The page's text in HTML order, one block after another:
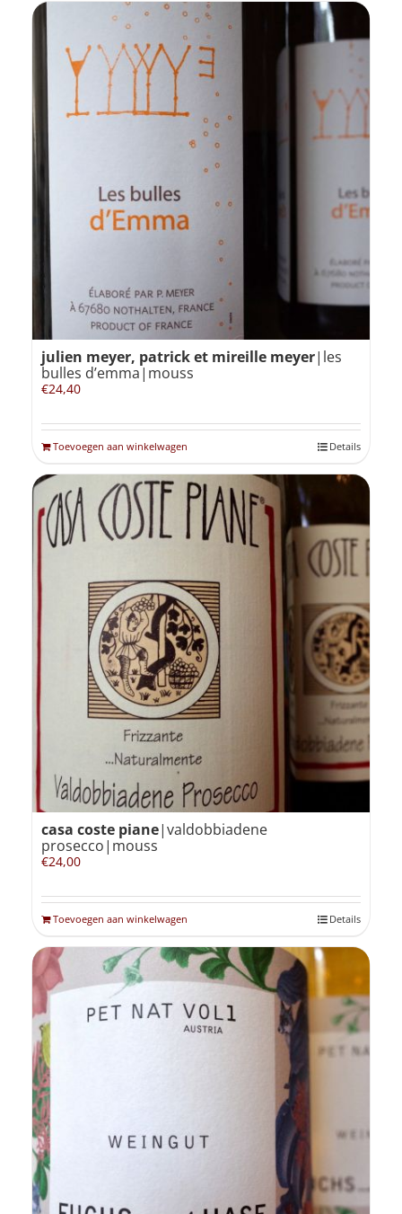
julien meyer, patrick et mireille meyer|les
bulles d’emma|mouss
€24,40
Toevoegen aan winkelwagen Details
casa coste piane|valdobbiadene
prosecco|mouss
€24,00
Toevoegen aan winkelwagen Details